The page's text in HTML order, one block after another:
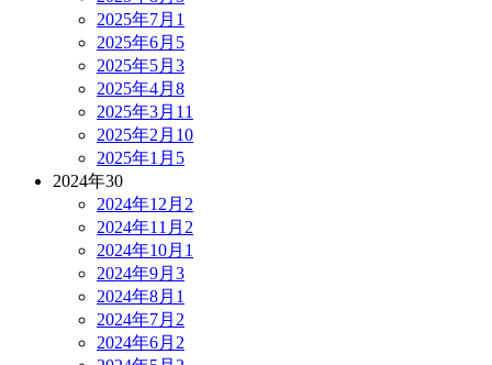
2025年7月 1
2025年6月 5
2025年5月 3
2025年4月 8
2025年3月 11
2025年2月 10
2025年1月 5
2024年30
2024年12月 2
2024年11月 2
2024年10月 1
2024年9月 3
2024年8月 1
2024年7月 2
2024年6月 2